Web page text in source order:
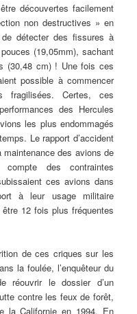
découvertes facilement
non destructives » en
de détecter des fissures à
(19,05mm), sachant
(30,48 cm) ! Une fois ces
possible à commencer
fragilisées. Certes, ces
des Hercules
les plus endommagés
Le rapport d’accident
des avions de
des contraintes
ces avions dans
à leur usage militaire
12 fois plus fréquentes
de ces criques sur les
la foulée, l’enquêteur du
réouvrir le dossier d’un
contre les feux de forêt,
la Californie en 1994. En